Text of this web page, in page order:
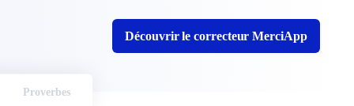
Découvrir le correcteur MerciApp
Proverbes